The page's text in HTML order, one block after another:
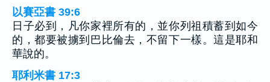
以賽亞書 39:6
日子必到，凡你家裡所有的，並你列祖積蓄到如今
的，都要被擄到巴比倫去，不留下一樣。這是耶和
華說的。
耶利米書 17:3